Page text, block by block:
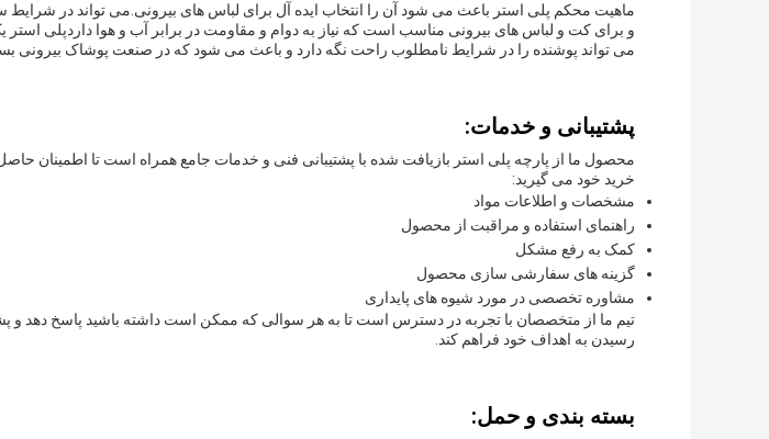
ماهیت محکم پلی استر باعث می شود آن را انتخاب ایده آل برای لباس های بیرونی.می تواند در
و برای کت و لباس های بیرونی مناسب است که نیاز به دوام و مقاومت در برابر آب و هوا داردپلی
می تواند پوشنده را در شرایط نامطلوب راحت نگه دارد و باعث می شود که در صنعت پوشاک بیرونی
پشتیبانی و خدمات:
محصول ما از پارچه پلی استر بازیافت شده با پشتیبانی فنی و خدمات جامع همراه است تا اطمینان
خرید خود می گیرید:
مشخصات و اطلاعات مواد
راهنمای استفاده و مراقبت از محصول
کمک به رفع مشکل
گزینه های سفارشی سازی محصول
مشاوره تخصصی در مورد شیوه های پایداری
تیم ما از متخصصان با تجربه در دسترس است تا به هر سوالی که ممکن است داشته باشید پاسخ دهد و
رسیدن به اهداف خود فراهم کند.
بسته بندی و حمل: